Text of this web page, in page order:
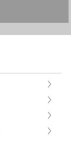
>
>
>
>